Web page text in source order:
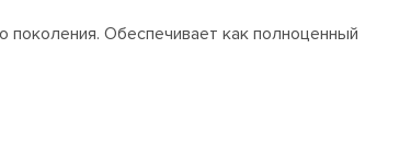
Обеспечивает как полноценный